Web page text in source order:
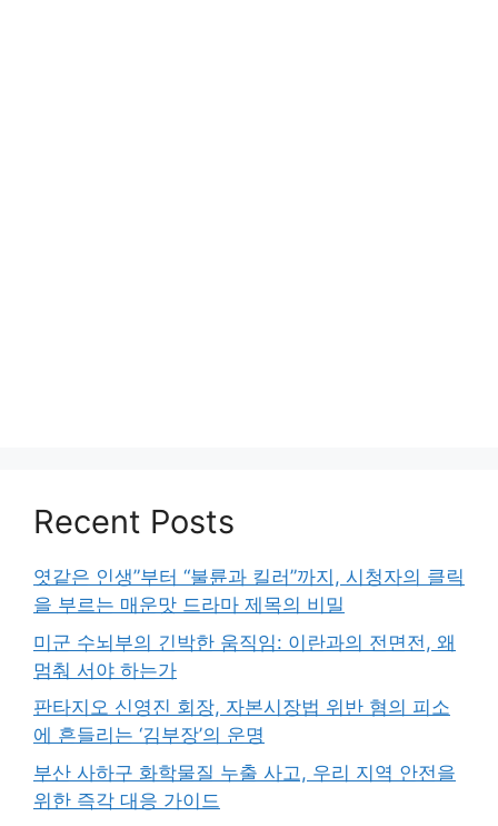
Recent Posts
엿같은 인생”부터 “불륜과 킬러”까지, 시청자의 클릭
을 부르는 매운맛 드라마 제목의 비밀
미군 수뇌부의 긴박한 움직임: 이란과의 전면전, 왜
멈춰 서야 하는가
판타지오 신영진 회장, 자본시장법 위반 혐의 피소
에 흔들리는 ‘김부장’의 운명
부산 사하구 화학물질 누출 사고, 우리 지역 안전을
위한 즉각 대응 가이드